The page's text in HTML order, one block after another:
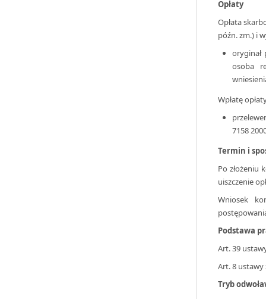
Opłaty
Opłata
późn. zm.) i
oryginał
osoba
Wpłatę
7158
Termin i
Po złożeniu
uiszczenie
Wniosek
Podstawa
Art. 39
Art. 8 ustawy
Tryb